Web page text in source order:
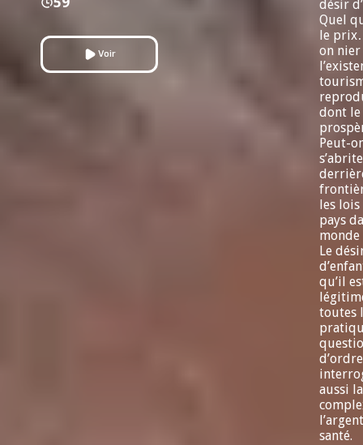
Voir
désir
Quel
le
on nier
dont le
Peut-
les lois
pays
Le
qu’il
toutes
aussi
santé.